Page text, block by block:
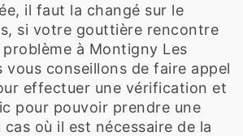
il faut la changé sur le
si votre gouttière rencontre
à Montigny Les
vous conseillons de faire appel
effectuer une vérification et
pour pouvoir prendre une
cas où il est nécessaire de la